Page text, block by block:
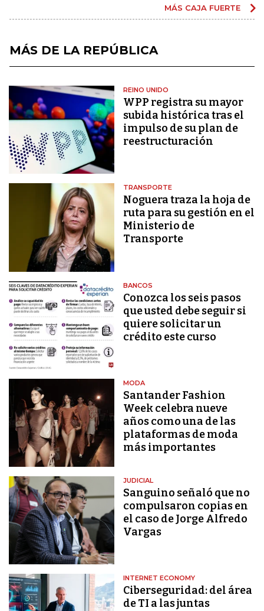
MÁS CAJA FUERTE
MÁS DE LA REPÚBLICA
REINO UNIDO
WPP registra su mayor
subida histórica tras el
impulso de su plan de
reestructuración
TRANSPORTE
Noguera traza la hoja de
ruta para su gestión en el
Ministerio de
Transporte
BANCOS
Conozca los seis pasos
que usted debe seguir si
quiere solicitar un
crédito este curso
MODA
Santander Fashion
Week celebra nueve
años como una de las
plataformas de moda
más importantes
JUDICIAL
Sanguino señaló que no
compulsaron copias en
el caso de Jorge Alfredo
Vargas
INTERNET ECONOMY
Ciberseguridad: del área
de TI a las juntas